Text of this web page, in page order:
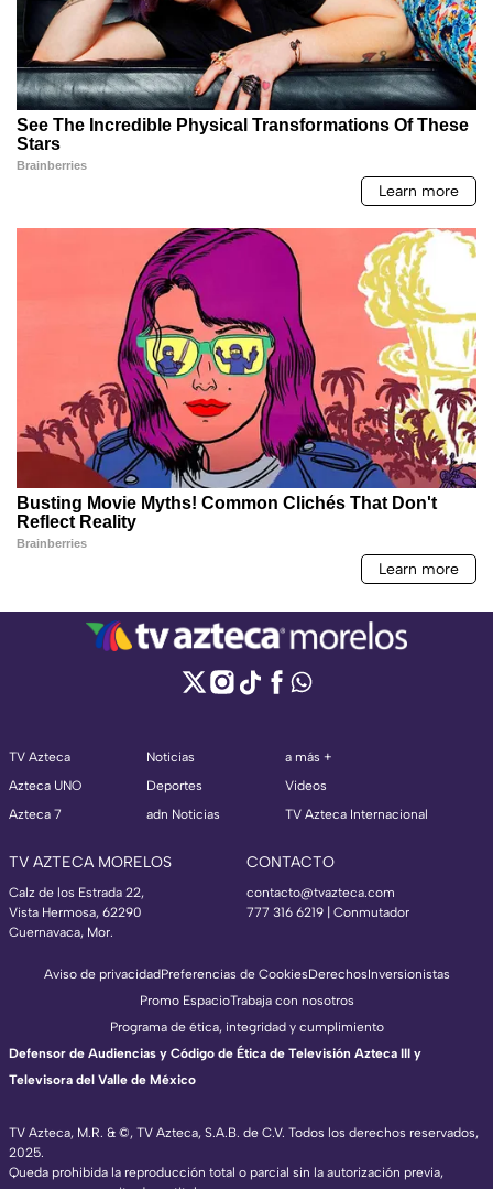
TV Azteca
Azteca UNO
Azteca 7
Noticias
Deportes
adn Noticias
a más +
Videos
TV Azteca Internacional
TV AZTECA MORELOS
Calz de los Estrada 22,
Vista Hermosa, 62290
Cuernavaca, Mor.
CONTACTO
contacto@tvazteca.com
777 316 6219 | Conmutador
TV Azteca, M.R. & ©, TV Azteca, S.A.B. de C.V. Todos los derechos reservados,
2025.
Queda prohibida la reproducción total o parcial sin la autorización previa,
Aviso de privacidadPreferencias de CookiesDerechosInversionistas
Promo EspacioTrabaja con nosotros
Programa de ética, integridad y cumplimiento
Defensor de Audiencias y Código de Ética de Televisión Azteca III y
Televisora del Valle de México